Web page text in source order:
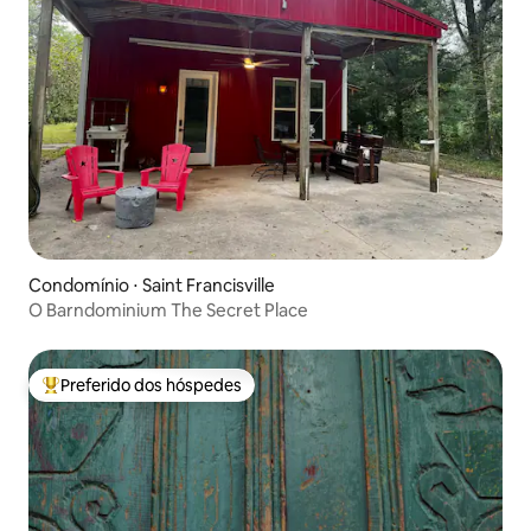
Condomínio ⋅ Saint Francisville
O Barndominium The Secret Place
Entre os melhores preferidos dos hóspedes
Preferido dos hóspedes